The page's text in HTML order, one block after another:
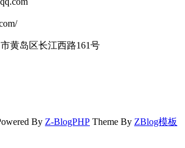
黄岛区长江西路161号
By Z-BlogPHP Theme By ZBlog模板